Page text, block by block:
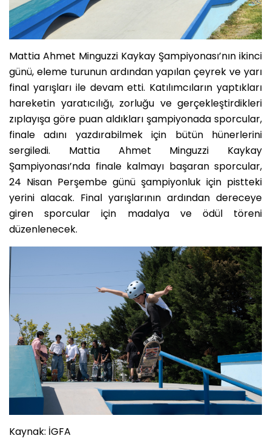
Mattia Ahmet Minguzzi Kaykay Şampiyonası’nın ikinci
günü, eleme turunun ardından yapılan çeyrek ve yarı
final yarışları ile devam etti. Katılımcıların yaptıkları
hareketin yaratıcılığı, zorluğu ve gerçekleştirdikleri
zıplayışa göre puan aldıkları şampiyonada sporcular,
finale adını yazdırabilmek için bütün hünerlerini
sergiledi. Mattia Ahmet Minguzzi Kaykay
Şampiyonası’nda finale kalmayı başaran sporcular,
24 Nisan Perşembe günü şampiyonluk için pistteki
yerini alacak. Final yarışlarının ardından dereceye
giren sporcular için madalya ve ödül töreni
düzenlenecek.
Kaynak: İGFA